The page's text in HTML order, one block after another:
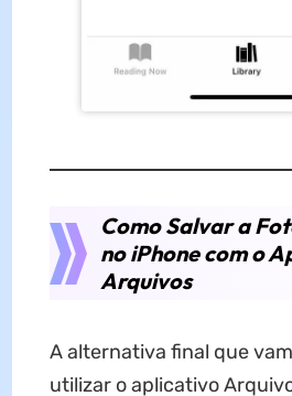
Como Salvar a
no iPhone com o
Arquivos
A alternativa final que
utilizar o aplicativo